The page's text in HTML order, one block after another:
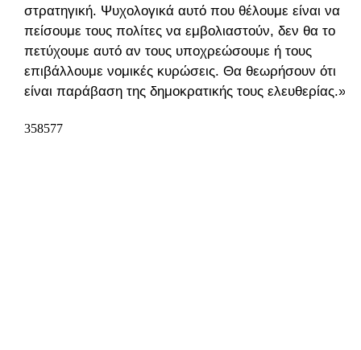
στρατηγική. Ψυχολογικά αυτό που θέλουμε είναι να
πείσουμε τους πολίτες να εμβολιαστούν, δεν θα το
πετύχουμε αυτό αν τους υποχρεώσουμε ή τους
επιβάλλουμε νομικές κυρώσεις. Θα θεωρήσουν ότι
είναι παράβαση της δημοκρατικής τους ελευθερίας.»